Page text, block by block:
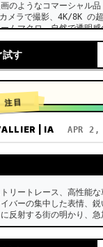
のようなコマーシャル品
メラで撮影、4K/8K の超
ムマクロ、自然で透明感
ASMR、時代劇のような
な農家のオープンキッチ
園、明るい日差し。
ー、黒い長い髪を木製の
ダークブルーの快適なリ
試す
注目
| IA APR 2,
リートレース、高性能な
バーの集中した表情、鋭
反射する街の明かり、急